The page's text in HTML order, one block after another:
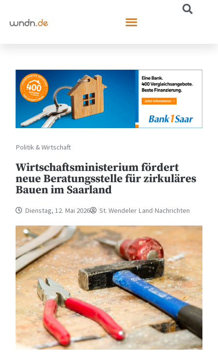
Politik & Wirtschaft
Wirtschaftsministerium fördert
neue Beratungsstelle für zirkuläres
Bauen im Saarland
Dienstag, 12. Mai 2026 St. Wendeler Land Nachrichten